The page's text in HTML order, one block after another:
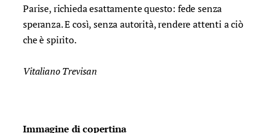
Parise, richieda esattamente questo: fede senza
speranza. E così, senza autorità, rendere attenti a ciò
che è spirito.
Vitaliano Trevisan
Immagine di copertina